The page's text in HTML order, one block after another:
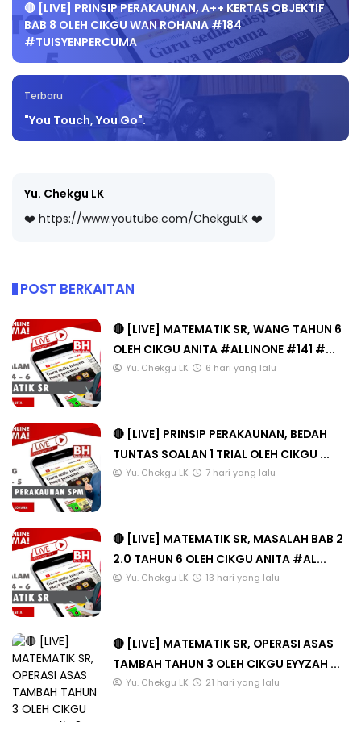
🔴 [LIVE] PRINSIP PERAKAUNAN, A++ KERTAS OBJEKTIF
BAB 8 OLEH CIKGU WAN ROHANA #184
#TUISYENPERCUMA
Terbaru
"You Touch, You Go".
Yu. Chekgu LK
❤️ https://www.youtube.com/ChekguLK ❤️
POST BERKAITAN
🔴 [LIVE] MATEMATIK SR, WANG TAHUN 6
OLEH CIKGU ANITA #ALLINONE #141 #...
Yu. Chekgu LK 6 hari yang lalu
🔴 [LIVE] PRINSIP PERAKAUNAN, BEDAH
TUNTAS SOALAN 1 TRIAL OLEH CIKGU ...
Yu. Chekgu LK 7 hari yang lalu
🔴 [LIVE] MATEMATIK SR, MASALAH BAB 2
2.0 TAHUN 6 OLEH CIKGU ANITA #AL...
Yu. Chekgu LK 13 hari yang lalu
🔴 [LIVE] MATEMATIK SR, OPERASI ASAS
TAMBAH TAHUN 3 OLEH CIKGU EYYZAH ...
Yu. Chekgu LK 21 hari yang lalu